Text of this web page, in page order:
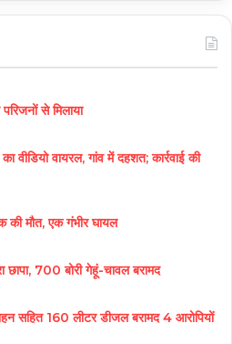
से मिलाया
वीडियो वायरल, गांव में दहशत; कार्रवाई की
मौत, एक गंभीर घायल
छापा, 700 बोरी गेहूं-चावल बरामद
सहित 160 लीटर डीजल बरामद 4 आरोपियों